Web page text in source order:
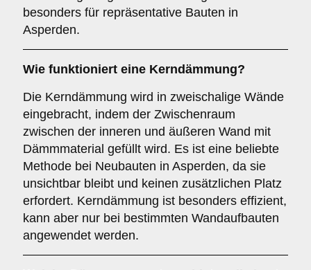
besonders für repräsentative Bauten in
Asperden.
Wie funktioniert eine Kerndämmung?
Die Kerndämmung wird in zweischalige Wände
eingebracht, indem der Zwischenraum
zwischen der inneren und äußeren Wand mit
Dämmmaterial gefüllt wird. Es ist eine beliebte
Methode bei Neubauten in Asperden, da sie
unsichtbar bleibt und keinen zusätzlichen Platz
erfordert. Kerndämmung ist besonders effizient,
kann aber nur bei bestimmten Wandaufbauten
angewendet werden.